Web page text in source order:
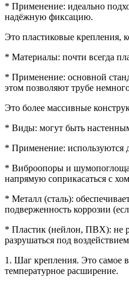
* Применение: идеально
надёжную фиксацию.
Это пластиковые крепления,
* Материалы: почти всегда
* Применение: основной
этом позволяют трубе
Это более массивные
* Виды: могут быть
* Применение: используются
* Виброопоры и
напрямую соприкасаться с
* Металл (сталь):
подверженность коррозии
* Пластик (нейлон, ПВХ): не
разрушаться под
1. Шаг крепления. Это самое
температурное расширение.